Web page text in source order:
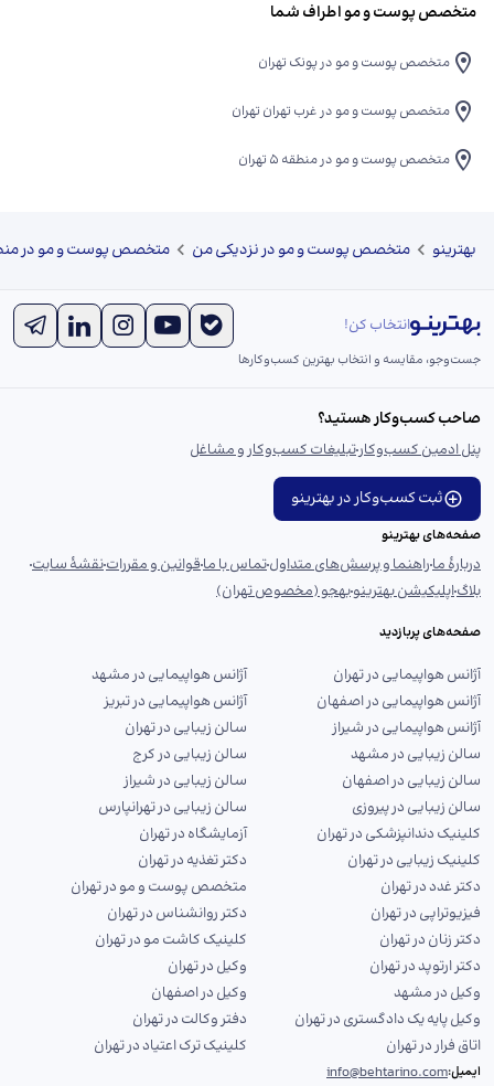
متخصص پوست و مو اطراف شما
متخصص پوست و مو در پونک تهران
متخصص پوست و مو در غرب تهران تهران
متخصص پوست و مو در منطقه 5 تهران
بهترینو متخصص پوست و مو در نزدیکی من متخصص پوست و مو در منطقه 5
انتخاب کن!
جست‌و‌جو، مقایسه و انتخاب بهترین کسب‌وکارها
صاحب کسب‌وکار هستید؟
پنل ادمین کسب‌وکارتبلیغات کسب‌وکار و مشاغل
ثبت کسب‌وکار در بهترینو
صفحه‌های بهترینو
دربارهٔ ماراهنما و پرسش‌های متداولتماس با ماقوانین و مقرراتنقشهٔ سایت
بلاگاپلیکیشن بهترینوبهجو (مخصوص تهران)
صفحه‌های پربازدید
آژانس هواپیمایی در تهران
آژانس هواپیمایی در مشهد
آژانس هواپیمایی در اصفهان
آژانس هواپیمایی در تبریز
آژانس هواپیمایی در شیراز
سالن زیبایی در تهران
سالن زیبایی در مشهد
سالن زیبایی در کرج
سالن زیبایی در اصفهان
سالن زیبایی در شیراز
سالن زیبایی در پیروزی
سالن زیبایی در تهرانپارس
کلینیک دندانپزشکی در تهران
آزمایشگاه در تهران
کلینیک زیبایی در تهران
دکتر تغذیه در تهران
دکتر غدد در تهران
متخصص پوست و مو در تهران
فیزیوتراپی در تهران
دکتر روانشناس در تهران
دکتر زنان در تهران
کلینیک کاشت مو در تهران
دکتر ارتوپد در تهران
وکیل در تهران
وکیل در مشهد
وکیل در اصفهان
وکیل پایه یک دادگستری در تهران
دفتر وکالت در تهران
اتاق فرار در تهران
کلینیک ترک اعتیاد در تهران
ایمیل:info@behtarino.com